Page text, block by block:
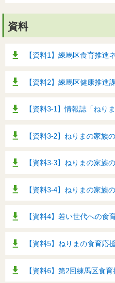
資料
【資料1】練馬区食育推進
【資料2】練馬区健康推進
【資料3-1】情報誌「ねり
【資料3-2】ねりまの家
【資料3-3】ねりまの家
【資料3-4】ねりまの家
【資料4】若い世代への食
【資料5】ねりまの食育応
【資料6】第2回練馬区食